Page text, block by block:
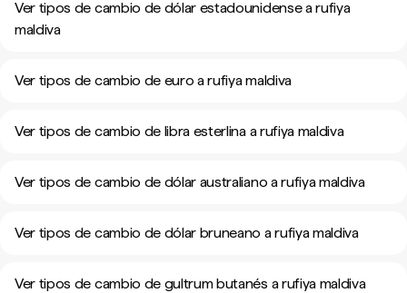
Ver tipos de cambio de dólar estadounidense a rufiya
maldiva
Ver tipos de cambio de euro a rufiya maldiva
Ver tipos de cambio de libra esterlina a rufiya maldiva
Ver tipos de cambio de dólar australiano a rufiya maldiva
Ver tipos de cambio de dólar bruneano a rufiya maldiva
Ver tipos de cambio de gultrum butanés a rufiya maldiva